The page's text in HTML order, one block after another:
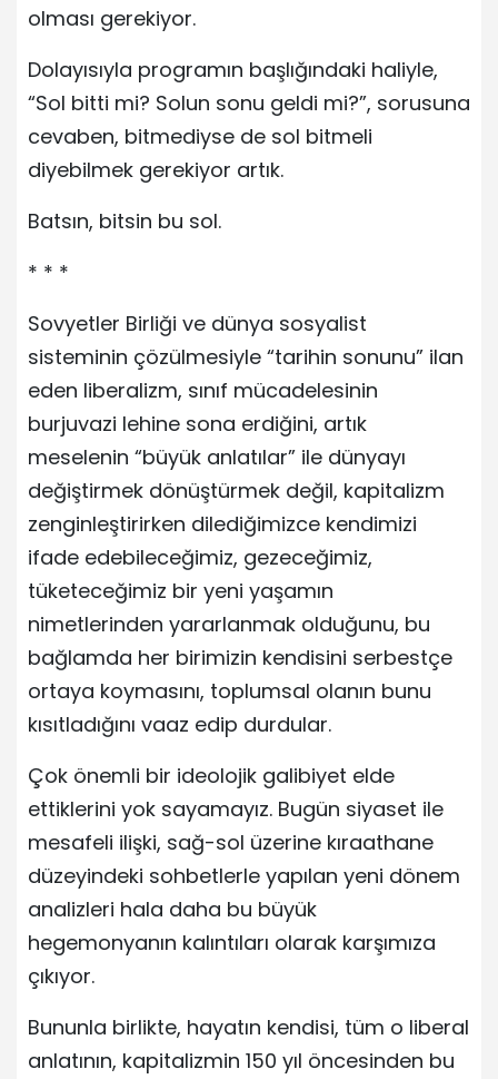
olması gerekiyor.
Dolayısıyla programın başlığındaki haliyle,
“Sol bitti mi? Solun sonu geldi mi?”, sorusuna
cevaben, bitmediyse de sol bitmeli
diyebilmek gerekiyor artık.
Batsın, bitsin bu sol.
* * *
Sovyetler Birliği ve dünya sosyalist
sisteminin çözülmesiyle “tarihin sonunu” ilan
eden liberalizm, sınıf mücadelesinin
burjuvazi lehine sona erdiğini, artık
meselenin “büyük anlatılar” ile dünyayı
değiştirmek dönüştürmek değil, kapitalizm
zenginleştirirken dilediğimizce kendimizi
ifade edebileceğimiz, gezeceğimiz,
tüketeceğimiz bir yeni yaşamın
nimetlerinden yararlanmak olduğunu, bu
bağlamda her birimizin kendisini serbestçe
ortaya koymasını, toplumsal olanın bunu
kısıtladığını vaaz edip durdular.
Çok önemli bir ideolojik galibiyet elde
ettiklerini yok sayamayız. Bugün siyaset ile
mesafeli ilişki, sağ-sol üzerine kıraathane
düzeyindeki sohbetlerle yapılan yeni dönem
analizleri hala daha bu büyük
hegemonyanın kalıntıları olarak karşımıza
çıkıyor.
Bununla birlikte, hayatın kendisi, tüm o liberal
anlatının, kapitalizmin 150 yıl öncesinden bu